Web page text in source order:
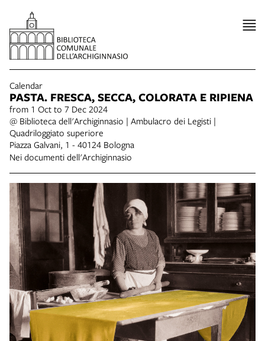
Calendar
PASTA. FRESCA, SECCA, COLORATA E RIPIENA
from 1 Oct to 7 Dec 2024
@ Biblioteca dell'Archiginnasio | Ambulacro dei Legisti |
Quadriloggiato superiore
Piazza Galvani, 1 - 40124 Bologna
Nei documenti dell'Archiginnasio